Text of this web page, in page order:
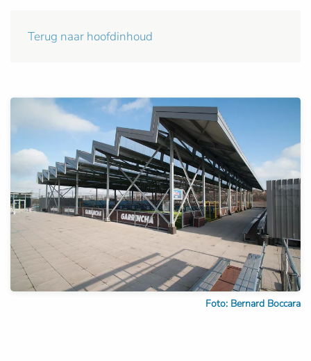
Terug naar hoofdinhoud
Foto: Bernard Boccara